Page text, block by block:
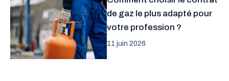
de gaz le plus adapté pour
votre profession ?
11 juin 2026